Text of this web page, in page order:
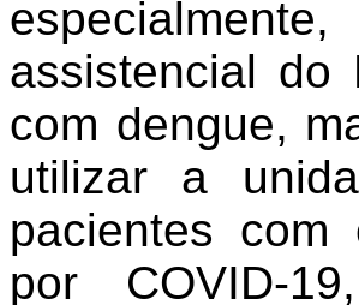
assistencial do
com dengue,
utilizar a
pacientes com
por COVID-